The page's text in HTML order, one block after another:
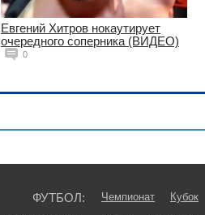
Евгений Хитров нокаутирует
очередного соперника (ВИДЕО)
0
ФУТБОЛ: Чемпионат Кубок